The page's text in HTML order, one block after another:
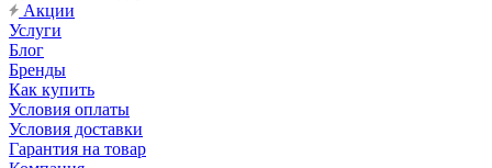
Акции
Услуги
Блог
Бренды
Как купить
Условия оплаты
Условия доставки
Гарантия на товар